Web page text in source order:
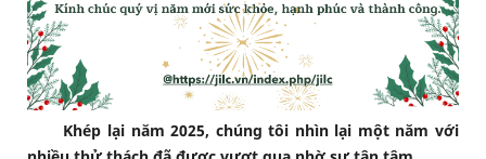
Khép lại năm 2025, chúng tôi nhìn lại một năm với